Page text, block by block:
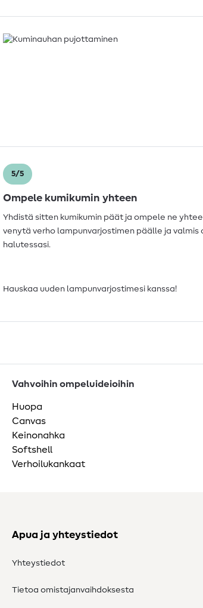
5/5
Ompele kumikumin yhteen
Yhdistä sitten kumikumin päät ja ompele ne
venytä verho lampunvarjostimen päälle ja
halutessasi.
Hauskaa uuden lampunvarjostimesi kanssa!
Vahvoihin ompeluideioihin
Huopa
Canvas
Keinonahka
Softshell
Verhoilukankaat
Apua ja yhteystiedot
Yhteystiedot
Tietoa omistajanvaihdoksesta